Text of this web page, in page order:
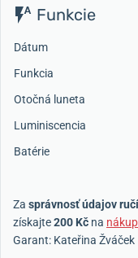
Funkcie
Dátum
Funkcia
Otočná luneta
Luminiscencia
Batérie
Za správnosť údajov
získajte200 Kč na
Garant: Kateřina Žváček